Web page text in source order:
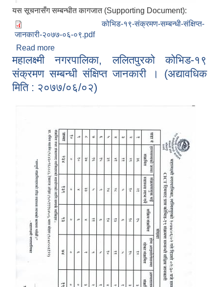
यस सूचनासँग सम्बन्धीत कागजात (Supporting Document):
कोभिड-१९-संक्रमण-सम्बन्धी-संक्षिप्त-
जानकारी-२०७७-०६-०९.pdf
Read more
संक्रमण-सम्बन्धी-संक्षिप्त-जानकारी-२०७७-०६-०९
महालक्ष्मी नगरपालिका, ललितपुरको कोभिड-१९
संक्रमण सम्बन्धी संक्षिप्त जानकारी । (अद्यावधिक
मिति : २०७७/०६/०२)